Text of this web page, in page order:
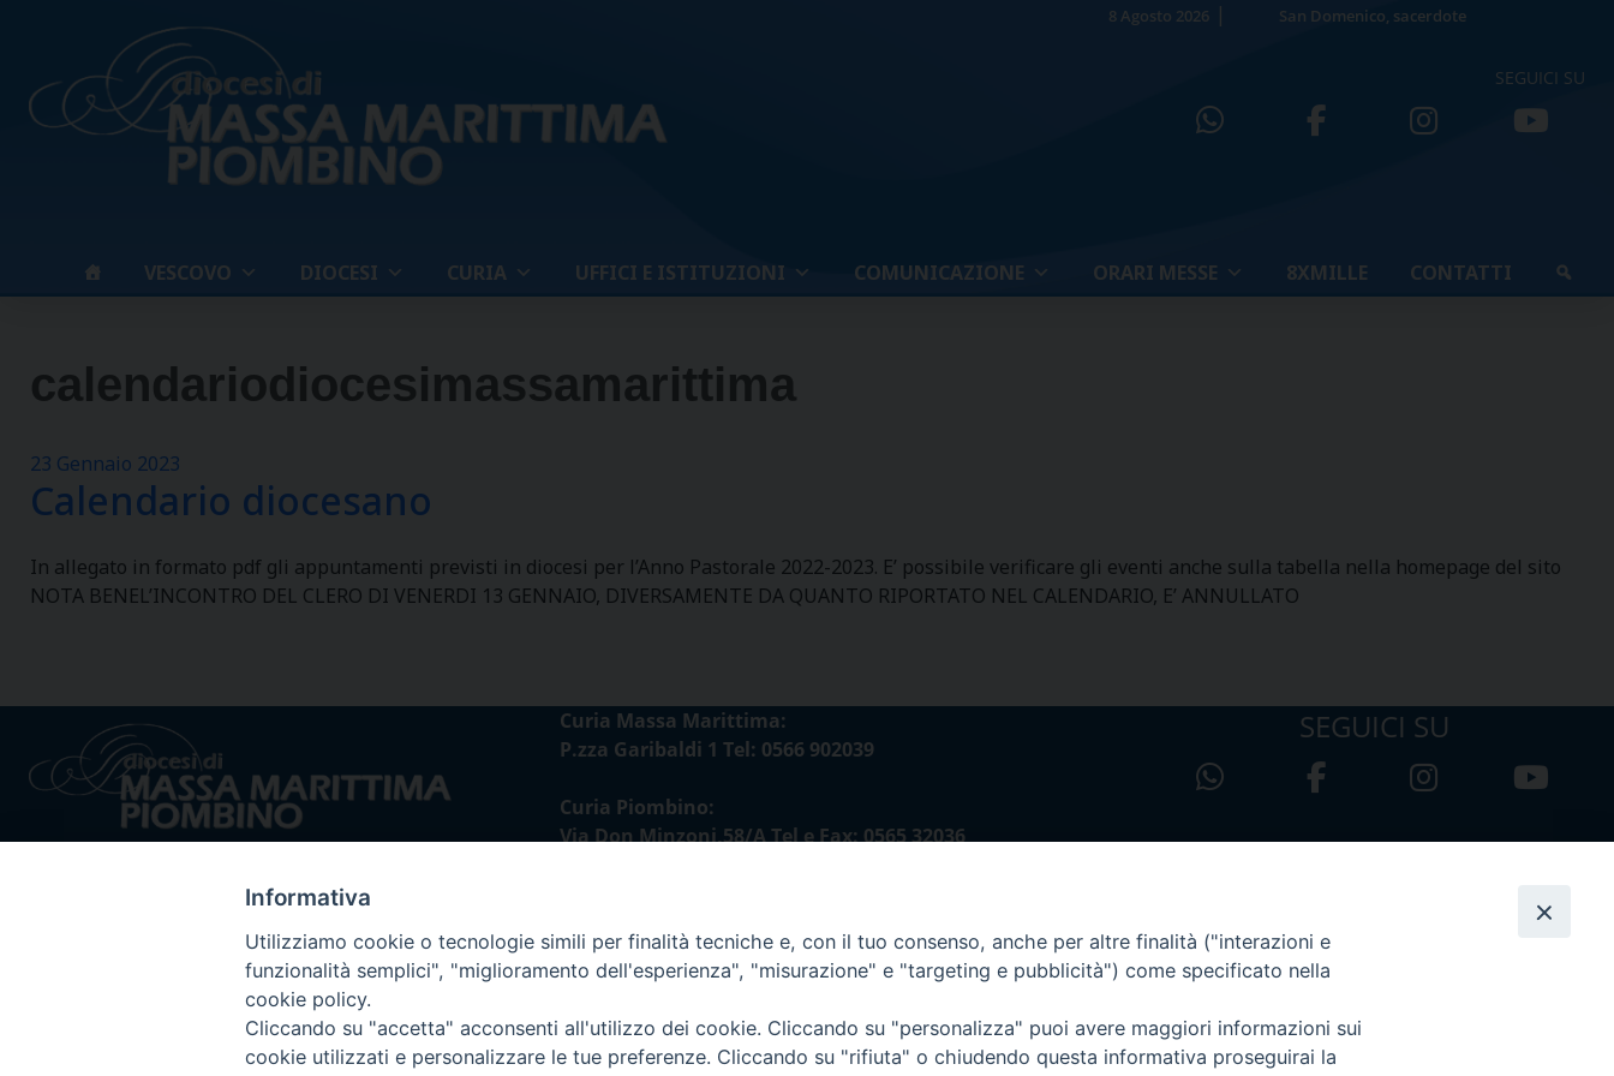
8 Agosto 2026 San Domenico, sacerdote
SEGUICI SU
VESCOVO DIOCESI CURIA UFFICI E ISTITUZIONI COMUNICAZIONE ORARI MESSE 8XMILLE CONTATTI
calendariodiocesimassamarittima
23 Gennaio 2023
Calendario diocesano
In allegato in formato pdf gli appuntamenti previsti in diocesi per l’Anno Pastorale 2022-2023. E’ possibile verificare gli eventi anche sulla tabella nella homepage del sito
NOTA BENEL’INCONTRO DEL CLERO DI VENERDI 13 GENNAIO, DIVERSAMENTE DA QUANTO RIPORTATO NEL CALENDARIO, E’ ANNULLATO
Curia Massa Marittima:
P.zza Garibaldi 1 Tel: 0566 902039
Curia Piombino:
Via Don Minzoni,58/A Tel e Fax: 0565 32036
SEGUICI SU
© 2024 Diocesi di Massa Marittima - Piombino
Informativa
Utilizziamo cookie o tecnologie simili per finalità tecniche e, con il tuo consenso, anche per altre finalità ("interazioni e
funzionalità semplici", "miglioramento dell'esperienza", "misurazione" e "targeting e pubblicità") come specificato nella
cookie policy.
Cliccando su "accetta" acconsenti all'utilizzo dei cookie. Cliccando su "personalizza" puoi avere maggiori informazioni sui
cookie utilizzati e personalizzare le tue preferenze. Cliccando su "rifiuta" o chiudendo questa informativa proseguirai la